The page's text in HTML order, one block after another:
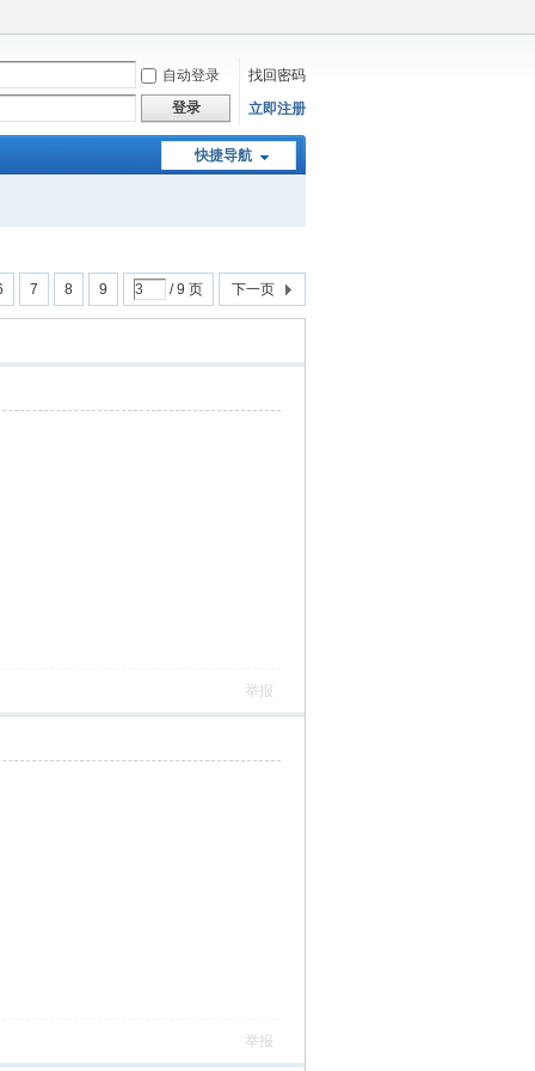
自动登录
找回密码
登录
立即注册
快捷导航
7 8 9 / 9 页 下一页
举报
举报